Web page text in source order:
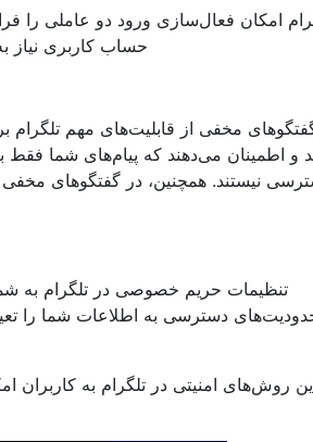
امکان فعال‌سازی ورود دو عاملی را
حساب کاربری
مخفی از قابلیت‌های مهم تلگرام
و اطمینان می‌دهند که پیام‌های شما فقط
نیستند. همچنین، در گفتگوهای مخفی
تنظیمات حریم خصوصی در تلگرام به
دسترسی به اطلاعات شما را
روش‌های امنیتی در تلگرام به کاربران